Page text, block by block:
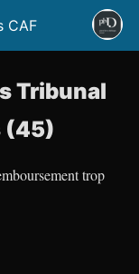
CAF
Tribunal
(45)
trop